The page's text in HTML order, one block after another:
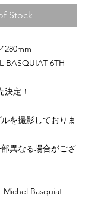
Stock
6TH
決定！
を撮影しておりま
異なる場合がござ
Michel Basquiat